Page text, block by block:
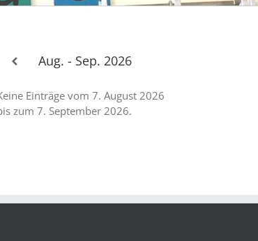
Aug. - Sep. 2026
Einträge vom 7. August 2026
zum 7. September 2026.